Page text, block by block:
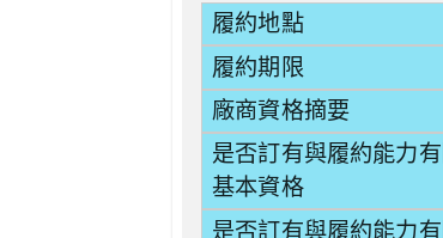
履約地點
履約期限
廠商資格摘要
是否訂有與履約能力
基本資格
是否訂有與履約能力